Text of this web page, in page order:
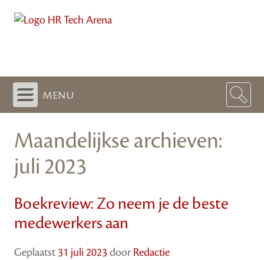
menu
Maandelijkse archieven:
juli 2023
Boekreview: Zo neem je de beste
medewerkers aan
Geplaatst 31 juli 2023 door Redactie